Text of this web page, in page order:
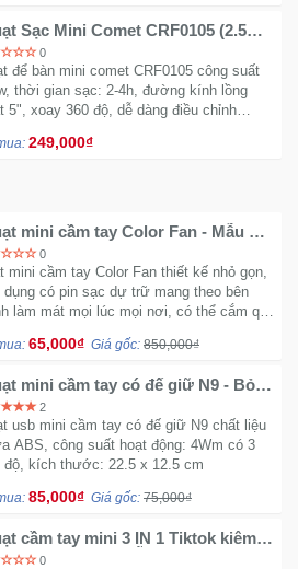
Sạc Mini Comet CRF0105 (2.5W)
Chính Hãng
0
để bàn mini comet CRF0105 công suất
thời gian sạc: 2-4h, đường kính lồng
5", xoay 360 độ, dễ dàng điều chỉnh
249,000₫
mini cầm tay Color Fan - Mẫu giá
0
mini cầm tay Color Fan thiết kế nhỏ gọn,
dụng có pin sạc dự trữ mang theo bên
làm mát mọi lúc mọi nơi, có thể cắm qua
65,000₫ Giá gốc: 850,000₫
mini cầm tay có đế giữ N9 - Bỏ
lợi
2
usb mini cầm tay có đế giữ N9 chất liệu
ABS, công suất hoạt động: 4Wm có 3
độ, kích thước: 22.5 x 12.5 cm
85,000₫ Giá gốc: 75,000₫
cầm tay mini 3 IN 1 Tiktok kiêm
soi led heo dễ thương
0